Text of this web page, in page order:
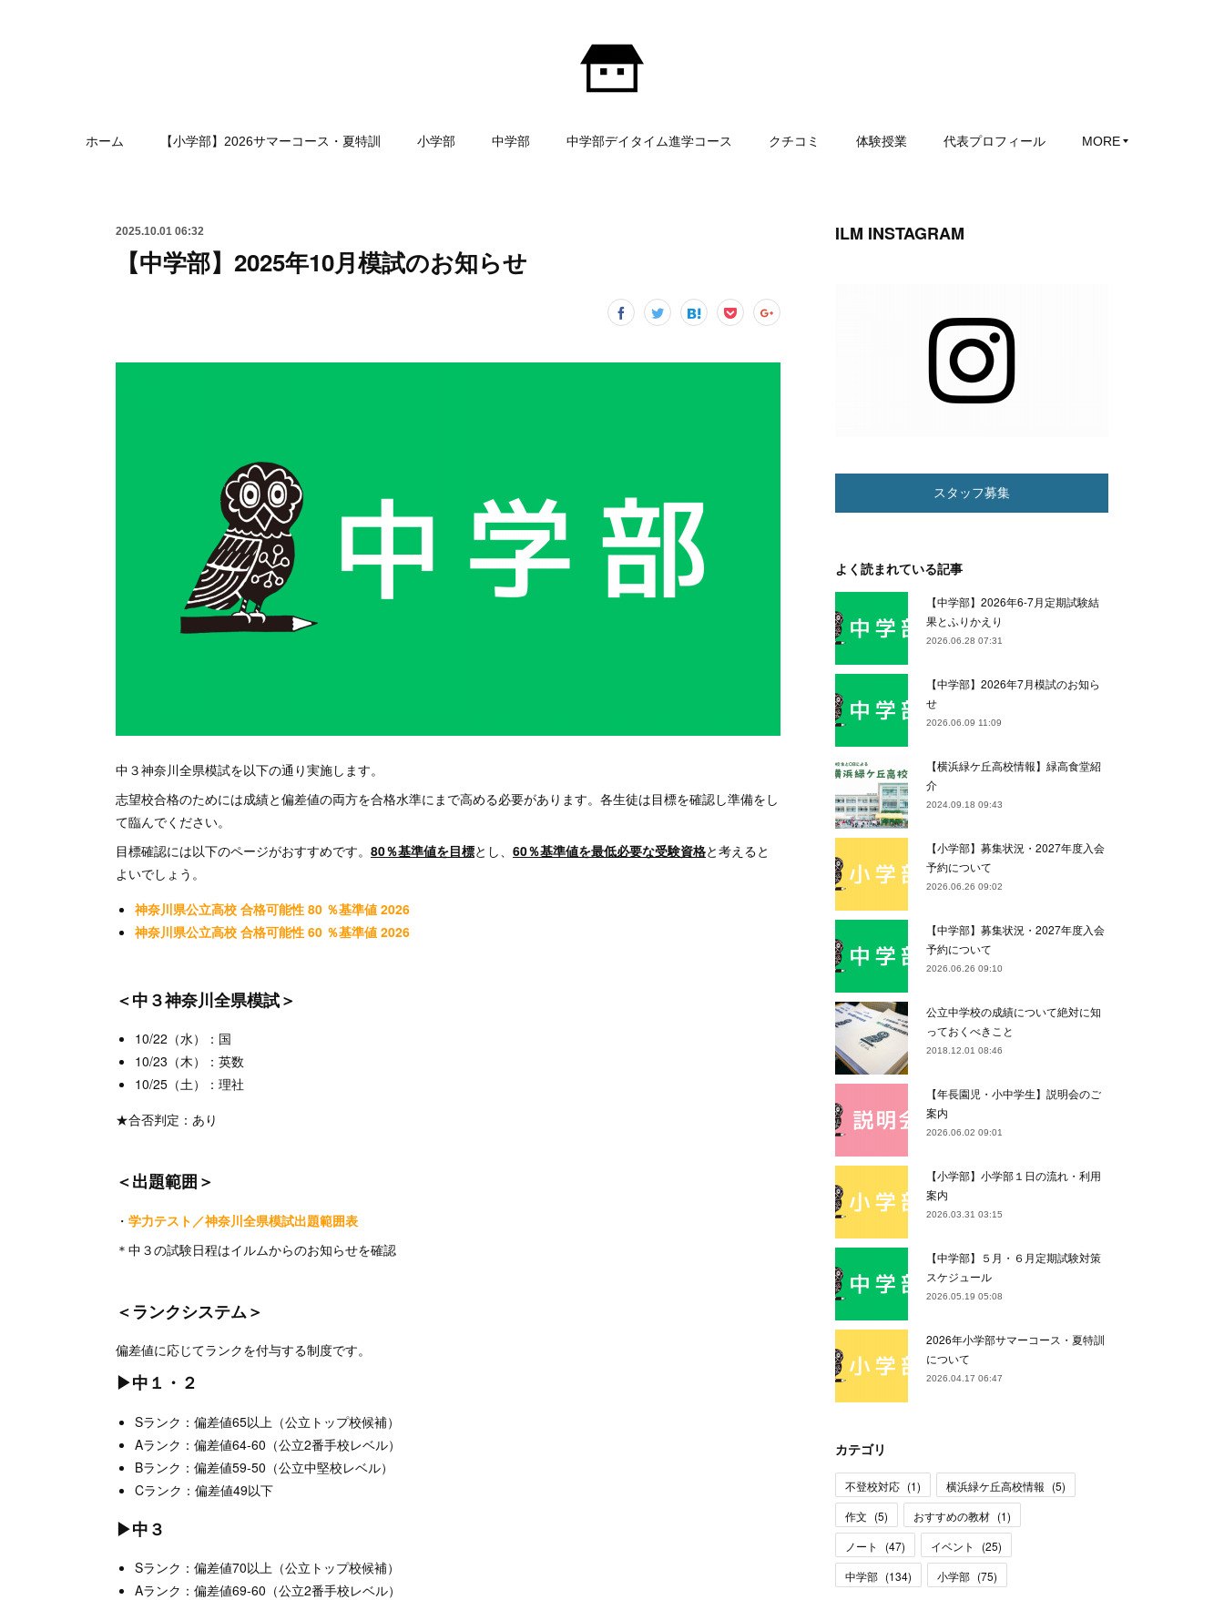
ホーム 【小学部】2026サマーコース・夏特訓 小学部 中学部 中学部デイタイム進学コース クチコミ 体験授業 代表プロフィール MORE
2025.10.01 06:32
【中学部】2025年10月模試のお知らせ
中３神奈川全県模試を以下の通り実施します。
志望校合格のためには成績と偏差値の両方を合格水準にまで高める必要があります。各生徒は目標を確認し準備をし
て臨んでください。
目標確認には以下のページがおすすめです。 80％基準値を目標とし、 60％基準値を最低必要な受験資格と考えると
よいでしょう。
神奈川県公立高校 合格可能性 80 ％基準値 2026
神奈川県公立高校 合格可能性 60 ％基準値 2026
＜中３神奈川全県模試＞
10/22（水）：国
10/23（木）：英数
10/25（土）：理社
★合否判定：あり
＜出題範囲＞
・ 学力テスト／神奈川全県模試出題範囲表
＊中３の試験日程はイルムからのお知らせを確認
＜ランクシステム＞
偏差値に応じてランクを付与する制度です。
▶中１・２
Sランク：偏差値65以上（公立トップ校候補）
Aランク：偏差値64-60（公立2番手校レベル）
Bランク：偏差値59-50（公立中堅校レベル）
Cランク：偏差値49以下
▶中３
Sランク：偏差値70以上（公立トップ校候補）
Aランク：偏差値69-60（公立2番手校レベル）
ILM INSTAGRAM
スタッフ募集
よく読まれている記事
【中学部】2026年6-7月定期試験結
果とふりかえり
2026.06.28 07:31
【中学部】2026年7月模試のお知ら
せ
2026.06.09 11:09
【横浜緑ケ丘高校情報】緑高食堂紹
介
2024.09.18 09:43
【小学部】募集状況・2027年度入会
予約について
2026.06.26 09:02
【中学部】募集状況・2027年度入会
予約について
2026.06.26 09:10
公立中学校の成績について絶対に知
っておくべきこと
2018.12.01 08:46
【年長園児・小中学生】説明会のご
案内
2026.06.02 09:01
【小学部】小学部１日の流れ・利用
案内
2026.03.31 03:15
【中学部】５月・６月定期試験対策
スケジュール
2026.05.19 05:08
2026年小学部サマーコース・夏特訓
について
2026.04.17 06:47
カテゴリ
不登校対応 (1) 横浜緑ケ丘高校情報 (5)
作文 (5) おすすめの教材 (1)
ノート
(47) イベント (25)
中学部 (134) 小学部 (75)